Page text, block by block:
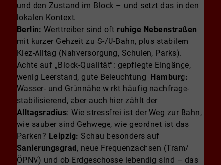
und den Zustand im Block – und setzt das in den
lokalen Kontext.
Berlin: Werttreiber sind oft ruhige Nebenstraßen
mit kurzer Gehzeit zu S-/U-Bahn, plus stabilem
Kiez-Alltag (Nahversorgung, Schulen, Parks).
Achte auf „Block-Qualität“: gepflegte Eingänge,
wenig Leerstand, gute Beleuchtung. Hamburg:
Wasser- und Grünnähe wirkt häufig nachfrage-
stabilisierend, aber auch hier zählt der
Alltagsradius: Wie stressfrei ist der Weg zur Bahn,
wie sauber sind Gehwege, wie geordnet ist das
Parken? Leipzig: Schau besonders auf
Sanierungsgrad, neue Frequenzachsen (Tram/
ÖPNV) und ob Erdgeschosse lebendig sind – das